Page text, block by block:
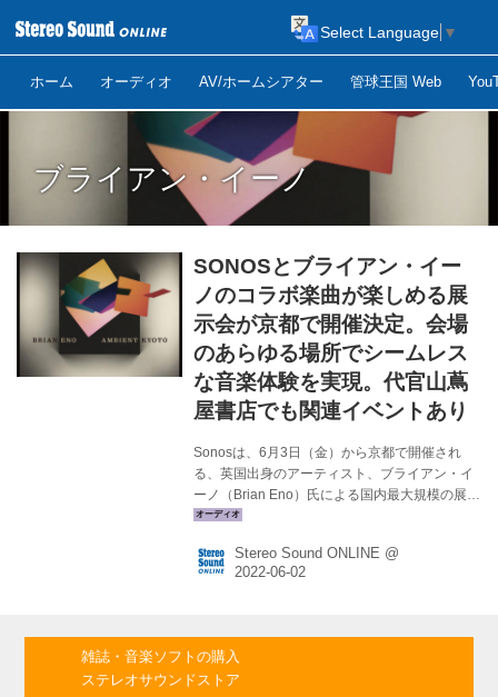
ホーム オーディオ AV/ホームシアター 管球王国 Web
Select Language ▼
ブライアン・イーノ
SONOSとブライアン・イー
ノのコラボ楽曲が楽しめる展
示会が京都で開催決定。会場
のあらゆる場所でシームレス
な音楽体験を実現。代官山蔦
屋書店でも関連イベントあり
Sonosは、6月3日（金）から京都で開催され
る、英国出身のアーティスト、ブライアン・イ
ーノ（Brian Eno）氏による国内最大規模の展覧
会「BRIAN ENO AMBIENT KYOTO」にスピー
Sonosとブライアン・イーノがコラボレーショ
ンし何百もの未発表曲や音源をまとめたアーカ
など、会場の至る場所で『The Lighthouse』の
音源をシームレスに体感することができるそう
Stereo Sound ONLINE @
雑誌・音楽ソフトの購入
ステレオサウンドストア